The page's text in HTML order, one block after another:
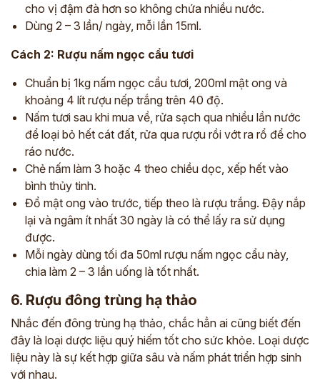
cho vị đậm đà hơn so không chứa nhiều nước.
Dùng 2 – 3 lần/ ngày, mỗi lần 15ml.
Cách 2: Rượu nấm ngọc cẩu tươi
Chuẩn bị 1kg nấm ngọc cẩu tươi, 200ml mật ong và
khoảng 4 lít rượu nếp trắng trên 40 độ.
Nấm tươi sau khi mua về, rửa sạch qua nhiều lần nước
để loại bỏ hết cát đất, rửa qua rượu rồi vớt ra rổ để cho
ráo nước.
Chẻ nấm làm 3 hoặc 4 theo chiều dọc, xếp hết vào
bình thủy tinh.
Đổ mật ong vào trước, tiếp theo là rượu trắng. Đậy nắp
lại và ngâm ít nhất 30 ngày là có thể lấy ra sử dụng
được.
Mỗi ngày dùng tối đa 50ml rượu nấm ngọc cẩu này,
chia làm 2 – 3 lần uống là tốt nhất.
6. Rượu đông trùng hạ thảo
Nhắc đến đông trùng hạ thảo, chắc hẳn ai cũng biết đến
đây là loại dược liệu quý hiếm tốt cho sức khỏe. Loại dược
liệu này là sự kết hợp giữa sâu và nấm phát triển hợp sinh
với nhau.